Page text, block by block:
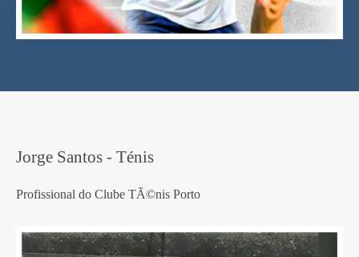
Jorge Santos - Ténis
Profissional do Clube TÃ©nis Porto